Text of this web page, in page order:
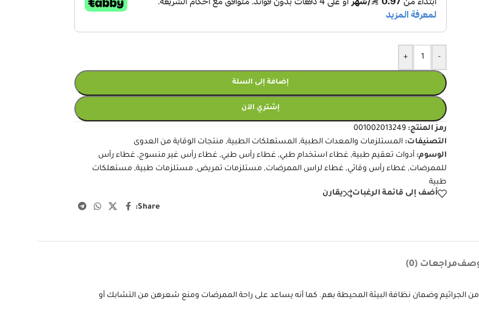
-
+
إضافة إلى السلة
إشتري الآن
رمز المنتج: 001002013249
التصنيفات: المستلزمات والمعدات الطبية, المستهلكات الطبية, منتجات الوقاية من العدوى
الوسوم: أدوات تعقيم طبية, غطاء استخدام طبي, غطاء رأس طبي, غطاء رأس غير منسوج, غطاء رأس
للممرضات, غطاء رأس وقائي, غطاء لراس الممرضات, مستلزمات تمريض, مستلزمات طبية, مستهلكات
طبية
أضف إلى قائمة الرغبات
يقارن
Share:
مراجعات (0)
وضمان نظافة البيئة المحيطة بهم. كما أنه يساعد على راحة الممرضات ومنع شعرهن من التشابك أو